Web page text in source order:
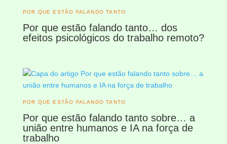
POR QUE ESTÃO FALANDO TANTO
Por que estão falando tanto… dos
efeitos psicológicos do trabalho remoto?
POR QUE ESTÃO FALANDO TANTO
Por que estão falando tanto sobre… a
união entre humanos e IA na força de
trabalho